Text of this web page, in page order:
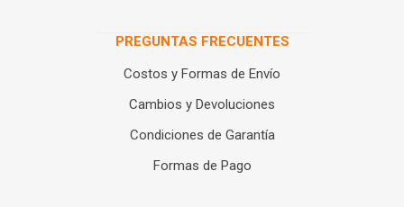
PREGUNTAS FRECUENTES
Costos y Formas de Envío
Cambios y Devoluciones
Condiciones de Garantía
Formas de Pago